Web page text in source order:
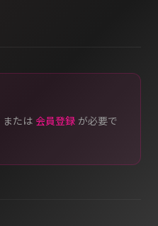
または 会員登録 が必要で